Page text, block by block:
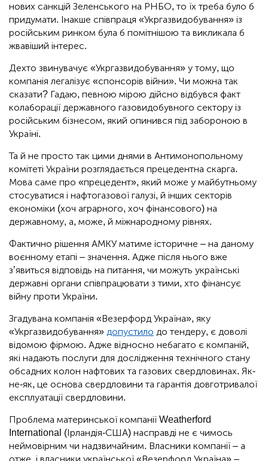
нових санкцій Зеленського на РНБО, то їх треба було б
придумати. Інакше співпраця «Укргазвидобування» із
російським ринком була б помітнішою та викликала б
жвавіший інтерес.
Дехто звинувачує «Укргазвидобування» у тому, що
компанія легалізує «спонсорів війни». Чи можна так
сказати? Гадаю, певною мірою дійсно відбувся факт
колаборації державного газовидобувного сектору із
російським бізнесом, який опинився під забороною в
Україні.
Та й не просто так цими днями в Антимонопольному
комітеті України розглядається прецедентна скарга.
Мова саме про «прецедент», який може у майбутньому
стосуватися і нафтогазової галузі, й інших секторів
економіки (хоч аграрного, хоч фінансового) на
державному, а, може, й міжнародному рівнях.
Фактично рішення АМКУ матиме історичне – на даному
воєнному етапі – значення. Адже після нього вже
з’явиться відповідь на питання, чи можуть українські
державні органи співпрацювати з тими, хто фінансує
війну проти України.
Згадувана компанія «Везерфорд Україна», яку
«Укргазвидобування» допустило до тендеру, є доволі
відомою фірмою. Адже відносно небагато є компаній,
які надають послуги для дослідження технічного стану
обсадних колон нафтових та газових свердловинах. Як-
не-як, це основа свердловини та гарантія довготривалої
експлуатації свердловини.
Проблема материнської компанії Weatherford
International (Ірландія-США) насправді не є чимось
неймовірним чи надзвичайним. Власники компанії – а